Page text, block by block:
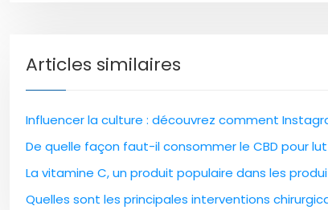
Articles similaires
Influencer la culture : découvrez comment
De quelle façon faut-il consommer le CBD pour
La vitamine C, un produit populaire dans les
Quelles sont les principales interventions